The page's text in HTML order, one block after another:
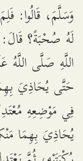
وَسَلَّمَ، قَالُوا:
لَهُ صُحْبَةً؟
اللَّهِ صَلَّى اللَّهُ
حَتَّى يُحَاذِيَ
فِي مَوْضِعِهِ
يُحَاذِيَ بِهِمَا